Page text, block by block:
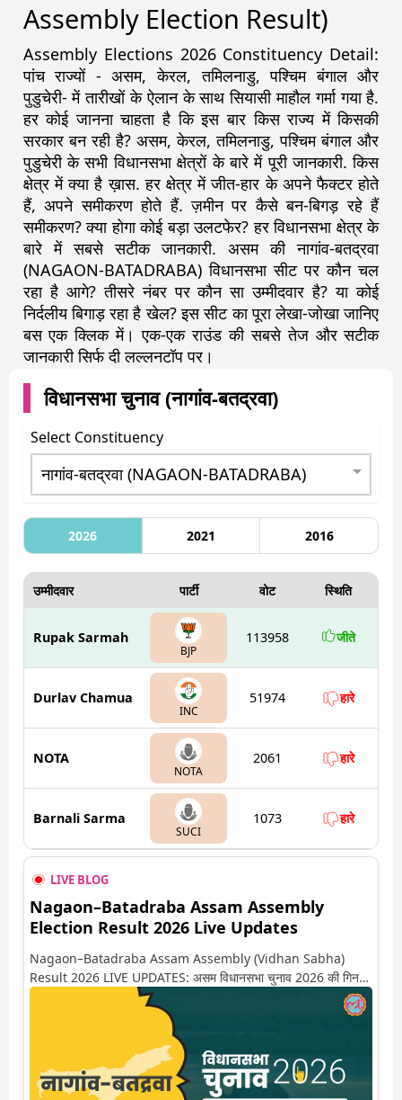
Assembly Election Result)
Assembly Elections 2026 Constituency Detail:
पांच राज्यों - असम, केरल, तमिलनाडु, पश्चिम बंगाल और
पुडुचेरी- में तारीखों के ऐलान के साथ सियासी माहौल गर्मा गया है.
हर कोई जानना चाहता है कि इस बार किस राज्य में किसकी
सरकार बन रही है? असम, केरल, तमिलनाडु, पश्चिम बंगाल और
पुडुचेरी के सभी विधानसभा क्षेत्रों के बारे में पूरी जानकारी. किस
क्षेत्र में क्या है ख़ास. हर क्षेत्र में जीत-हार के अपने फैक्टर होते
हैं, अपने समीकरण होते हैं. ज़मीन पर कैसे बन-बिगड़ रहे हैं
समीकरण? क्या होगा कोई बड़ा उलटफेर? हर विधानसभा क्षेत्र के
बारे में सबसे सटीक जानकारी. असम की नागांव-बतद्रवा
(NAGAON-BATADRABA) विधानसभा सीट पर कौन चल
रहा है आगे? तीसरे नंबर पर कौन सा उम्मीदवार है? या कोई
निर्दलीय बिगाड़ रहा है खेल? इस सीट का पूरा लेखा-जोखा जानिए
बस एक क्लिक में। एक-एक राउंड की सबसे तेज और सटीक
जानकारी सिर्फ दी लल्लनटॉप पर।
विधानसभा चुनाव (नागांव-बतद्रवा)
Select Constituency
2026 2021 2016
उम्मीदवार पार्टी वोट स्थिति
Rupak Sarmah
BJP
113958 जीते
Durlav Chamua
INC
51974 हारे
NOTA
NOTA
2061 हारे
Barnali Sarma
SUCI
1073 हारे
LIVE BLOG
Nagaon–Batadraba Assam Assembly
Election Result 2026 Live Updates
Nagaon–Batadraba Assam Assembly (Vidhan Sabha)
Result 2026 LIVE UPDATES: असम विधानसभा चुनाव 2026 की गिनती
अगले कुछ ही देर में शुरू होने वाली है. यहां देखें नागांव-बतद्रवा सीट पर कौन
आगे-कौन पीछे से लेकर किस तरफ जा रहें है रुझान. साथ ही पाइए इस सीट पर
हो रही हर एक हलचल की अपडेट वो भी रियल टाइम में